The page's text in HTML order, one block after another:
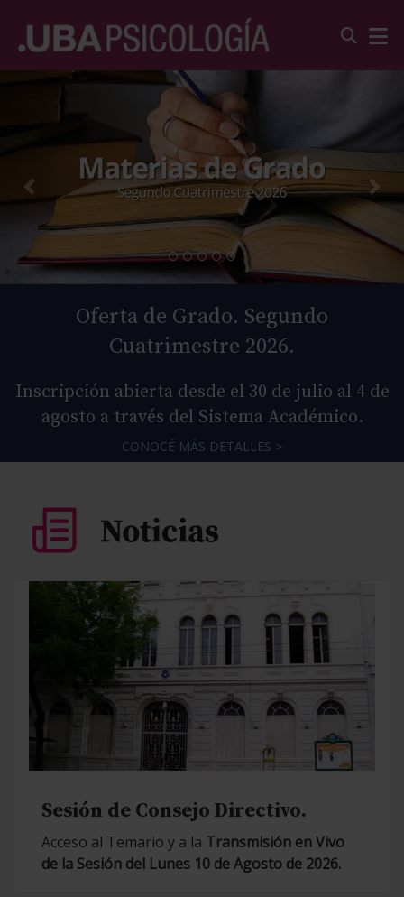
Oferta de Grado. Segundo
Cuatrimestre 2026.
Inscripción abierta desde el 30 de julio al 4 de
agosto a través del Sistema Académico.
CONOCÉ MÁS DETALLES >
Sesión de Consejo Directivo.
Acceso al Temario y a la Transmisión en Vivo
de la Sesión del Lunes 10 de Agosto de 2026.